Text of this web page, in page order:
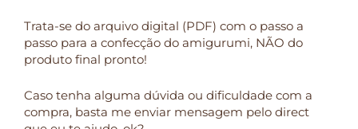
Trata-se do arquivo digital (PDF) com o passo a
passo para a confecção do amigurumi, NÃO do
produto final pronto!
Caso tenha alguma dúvida ou dificuldade com a
compra, basta me enviar mensagem pelo direct